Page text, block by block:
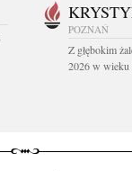
POZNAŃ
Z głębokim
2026 w wieku